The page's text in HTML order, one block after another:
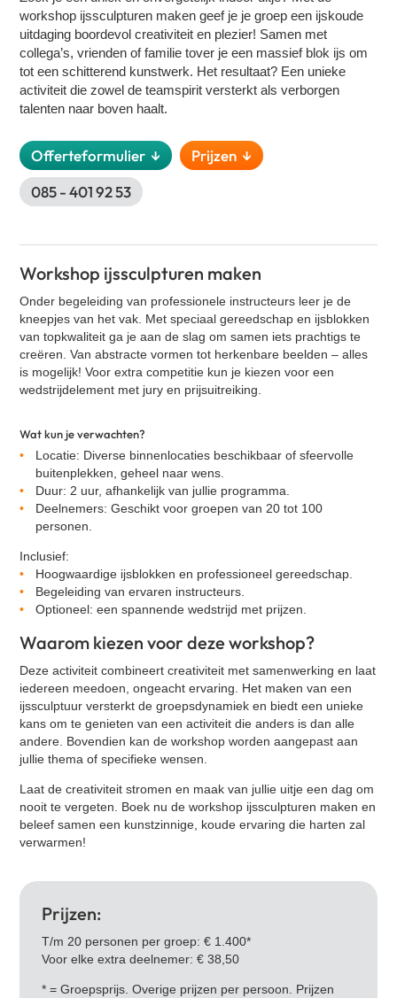
Klassieke Bingo
Street art workshop
VR Escape Room - La Casa de Dinero
Oud Hollandse spellen
Zakelijke speeddate (kennismakingsspel)
GPS Citygames
Graffiti workshop
Cluedo XL
Percussie workshop
Yoga
Salsa workshop
Quiz XL
Adem workshop
Music challenge
Bokstraining
Diner Naar Analyse
Quizperience
Contact
workshop ijssculpturen maken geef je je groep een ijskoude
uitdaging boordevol creativiteit en plezier! Samen met
collega’s, vrienden of familie tover je een massief blok ijs om
tot een schitterend kunstwerk. Het resultaat? Een unieke
activiteit die zowel de teamspirit versterkt als verborgen
talenten naar boven haalt.
Offerteformulier ↓
Prijzen ↓
085 - 401 92 53
Workshop ijssculpturen maken
Onder begeleiding van professionele instructeurs leer je de
kneepjes van het vak. Met speciaal gereedschap en ijsblokken
van topkwaliteit ga je aan de slag om samen iets prachtigs te
creëren. Van abstracte vormen tot herkenbare beelden – alles
is mogelijk! Voor extra competitie kun je kiezen voor een
wedstrijdelement met jury en prijsuitreiking.
Wat kun je verwachten?
Locatie: Diverse binnenlocaties beschikbaar of sfeervolle
buitenplekken, geheel naar wens.
Duur: 2 uur, afhankelijk van jullie programma.
Deelnemers: Geschikt voor groepen van 20 tot 100
personen.
Inclusief:
Hoogwaardige ijsblokken en professioneel gereedschap.
Begeleiding van ervaren instructeurs.
Optioneel: een spannende wedstrijd met prijzen.
Waarom kiezen voor deze workshop?
Deze activiteit combineert creativiteit met samenwerking en laat
iedereen meedoen, ongeacht ervaring. Het maken van een
ijssculptuur versterkt de groepsdynamiek en biedt een unieke
kans om te genieten van een activiteit die anders is dan alle
andere. Bovendien kan de workshop worden aangepast aan
jullie thema of specifieke wensen.
Laat de creativiteit stromen en maak van jullie uitje een dag om
nooit te vergeten. Boek nu de workshop ijssculpturen maken en
beleef samen een kunstzinnige, koude ervaring die harten zal
verwarmen!
Prijzen:
T/m 20 personen per groep: € 1.400*
Voor elke extra deelnemer: € 38,50
* = Groepsprijs. Overige prijzen per persoon. Prijzen